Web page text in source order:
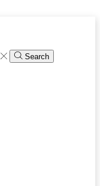
Search